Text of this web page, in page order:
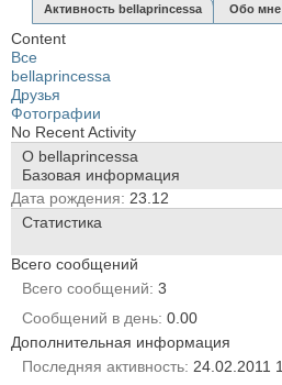
Активность bellaprincessa Обо мне
Content
Все
bellaprincessa
Друзья
Фотографии
No Recent Activity
О bellaprincessa
Базовая информация
Дата рождения
23.12
Статистика
Всего сообщений
Всего сообщений 3
Сообщений в день 0.00
Дополнительная информация
Последняя активность 24.02.2011